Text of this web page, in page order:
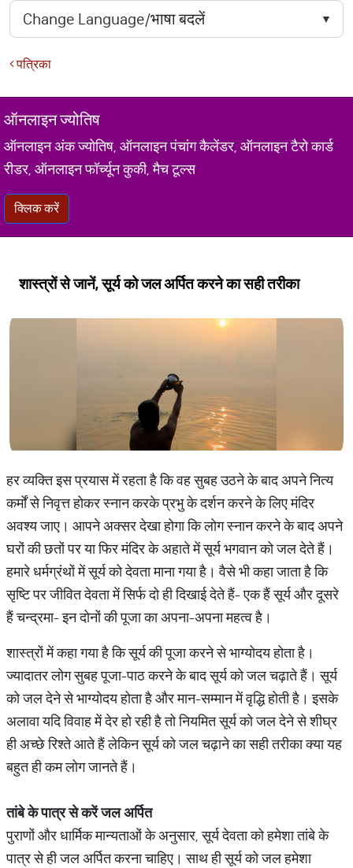
पत्रिका
ऑनलाइन ज्योतिष
ऑनलाइन अंक ज्योतिष, ऑनलाइन पंचांग कैलेंडर, ऑनलाइन टैरो कार्ड
रीडर, ऑनलाइन फॉर्च्यून कुकी, मैच टूल्स
क्लिक करें
शास्त्रों से जानें, सूर्य को जल अर्पित करने का सही तरीका
हर व्यक्ति इस प्रयास में रहता है कि वह सुबह उठने के बाद अपने नित्य
कर्मों से निवृत्त होकर स्नान करके प्रभु के दर्शन करने के लिए मंदिर
अवश्य जाए। आपने अक्सर देखा होगा कि लोग स्नान करने के बाद अपने
घरों की छतों पर या फिर मंदिर के अहाते में सूर्य भगवान को जल देते हैं।
हमारे धर्मग्रंथों में सूर्य को देवता माना गया है। वैसे भी कहा जाता है कि
सृष्टि पर जीवित देवता में सिर्फ दो ही दिखाई देते हैं- एक हैं सूर्य और दूसरे
हैं चन्द्रमा- इन दोनों की पूजा का अपना-अपना महत्व है।
शास्त्रों में कहा गया है कि सूर्य की पूजा करने से भाग्योदय होता है।
ज्यादातर लोग सुबह पूजा-पाठ करने के बाद सूर्य को जल चढ़ाते हैं। सूर्य
को जल देने से भाग्योदय होता है और मान-सम्मान में वृद्धि होती है। इसके
अलावा यदि विवाह में देर हो रही है तो नियमित सूर्य को जल देने से शीघ्र
ही अच्छे रिश्ते आते हैं लेकिन सूर्य को जल चढ़ाने का सही तरीका क्या यह
बहुत ही कम लोग जानते हैं।
तांबेकेपात्रसेकरेंजलअर्पित
पुराणों और धार्मिक मान्यताओं के अनुसार, सूर्य देवता को हमेशा तांबे के
पात्र से ही जल अर्पित करना चाहिए। साथ ही सूर्य को जल हमेशा